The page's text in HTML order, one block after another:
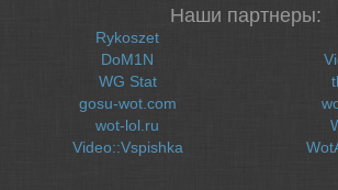
Наши партнеры:
Rykoszet
DoM1N
WG Stat
gosu-wot.com
wot-lol.ru
Video::Vspishka